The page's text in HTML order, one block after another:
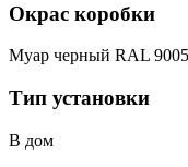
Окрас коробки
Муар черный RAL 9005
Тип установки
В дом